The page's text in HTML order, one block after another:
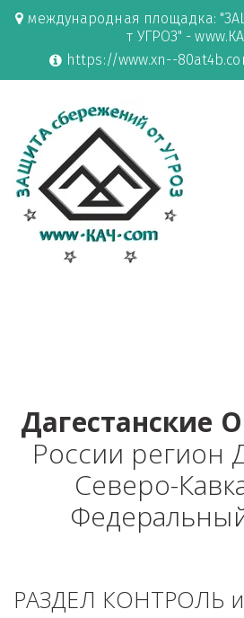
международная площадка:
т УГРОЗ" -
https://www.xn--
Дагестанские
России регион
Северо-
РАЗДЕЛ КОНТРОЛЬ и